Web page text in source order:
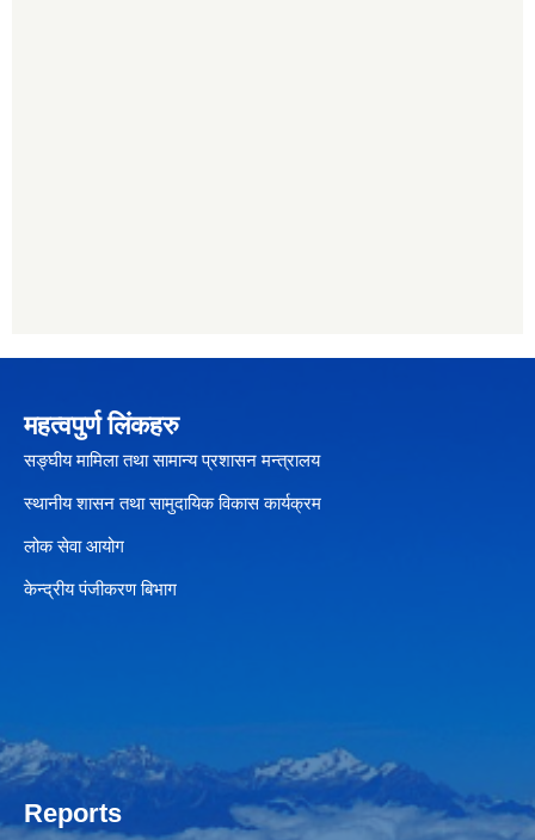
महत्वपुर्ण लिंकहरु
सङ्घीय मामिला तथा सामान्य प्रशासन मन्त्रालय
स्थानीय शासन तथा सामुदायिक विकास कार्यक्रम
लोक सेवा आयोग
केन्द्रीय पंजीकरण बिभाग
Reports